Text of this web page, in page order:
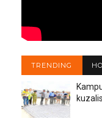
TRENDING